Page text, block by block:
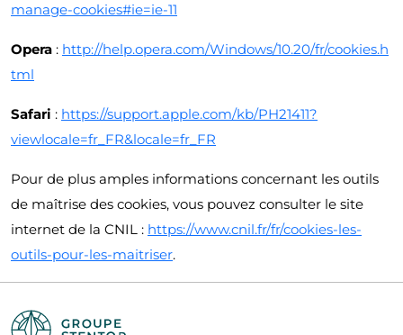
manage-cookies#ie=ie-11
Opera : http://help.opera.com/Windows/10.20/fr/cookies.h
tml
Safari : https://support.apple.com/kb/PH21411?
viewlocale=fr_FR&locale=fr_FR
Pour de plus amples informations concernant les outils
de maîtrise des cookies, vous pouvez consulter le site
internet de la CNIL : https://www.cnil.fr/fr/cookies-les-
outils-pour-les-maitriser.